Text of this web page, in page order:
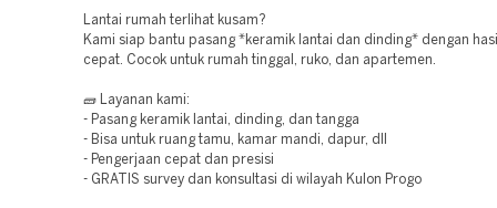
Lantai rumah terlihat kusam?
Kami siap bantu pasang *keramik lantai dan dinding* dengan
cepat. Cocok untuk rumah tinggal, ruko, dan apartemen.
🧱 Layanan kami:
- Pasang keramik lantai, dinding, dan tangga
- Bisa untuk ruang tamu, kamar mandi, dapur, dll
- Pengerjaan cepat dan presisi
- GRATIS survey dan konsultasi di wilayah Kulon Progo